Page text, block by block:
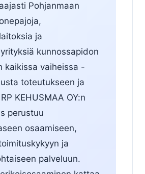
Pohjanmaan
ja
kunnossapidon
kaikissa vaiheissa -
toteutukseen ja
KEHUSMAA OY:n
perustuu
osaamiseen,
ja
palveluun.